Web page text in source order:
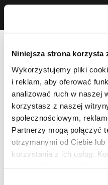
Niniejsza strona korzysta
Wykorzystujemy pliki
i reklam, aby oferować
analizować ruch w naszej
korzystasz z naszej
społecznościowym,
Partnerzy mogą połączyć
otrzymanymi od Ciebie
korzystania z ich usług.